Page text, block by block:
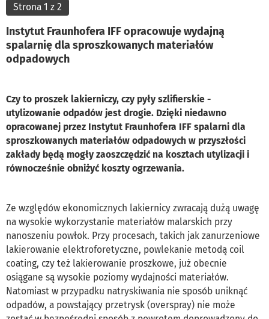
Strona 1 z 2
Instytut Fraunhofera IFF opracowuje wydajną
spalarnię dla sproszkowanych materiałów
odpadowych
Czy to proszek lakierniczy, czy pyły szlifierskie -
utylizowanie odpadów jest drogie. Dzięki niedawno
opracowanej przez Instytut Fraunhofera IFF spalarni dla
sproszkowanych materiałów odpadowych w przyszłości
zakłady będą mogły zaoszczędzić na kosztach utylizacji i
równocześnie obniżyć koszty ogrzewania.
Ze względów ekonomicznych lakiernicy zwracają dużą uwagę
na wysokie wykorzystanie materiałów malarskich przy
nanoszeniu powłok. Przy procesach, takich jak zanurzeniowe
lakierowanie elektroforetyczne, powlekanie metodą coil
coating, czy też lakierowanie proszkowe, już obecnie
osiągane są wysokie poziomy wydajności materiałów.
Natomiast w przypadku natryskiwania nie sposób uniknąć
odpadów, a powstający przetrysk (overspray) nie może